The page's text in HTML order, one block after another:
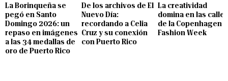
La Borinqueña se
pegó en Santo
Domingo 2026: un
repaso en imágenes
a las 34 medallas de
oro de Puerto Rico
De los archivos de El
Nuevo Día:
recordando a Celia
Cruz y su conexión
con Puerto Rico
La creatividad
domina en las calles
de la Copenhagen
Fashion Week